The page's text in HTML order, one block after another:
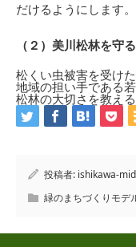
だけるようにします。
（２）美川松林を守
松くい虫被害を受け
地域の担い手である
松林の大切さを教え
投稿者: ishikawa-
緑のまちづくりモ